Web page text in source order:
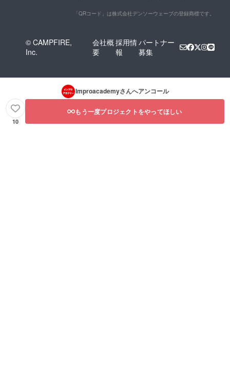
「QRコード」は株式会社デンソーウェーブの登録商標です。
© CAMPFIRE,
Inc.
会社概
要
採用情
報
パートナー
募集
Improacademyさんへアンコール
10
もう一度プロジェクトをやってほしい